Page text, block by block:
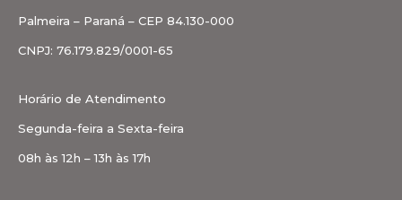
Palmeira – Paraná – CEP 84.130-000
CNPJ: 76.179.829/0001-65
Horário de Atendimento
Segunda-feira a Sexta-feira
08h às 12h – 13h às 17h